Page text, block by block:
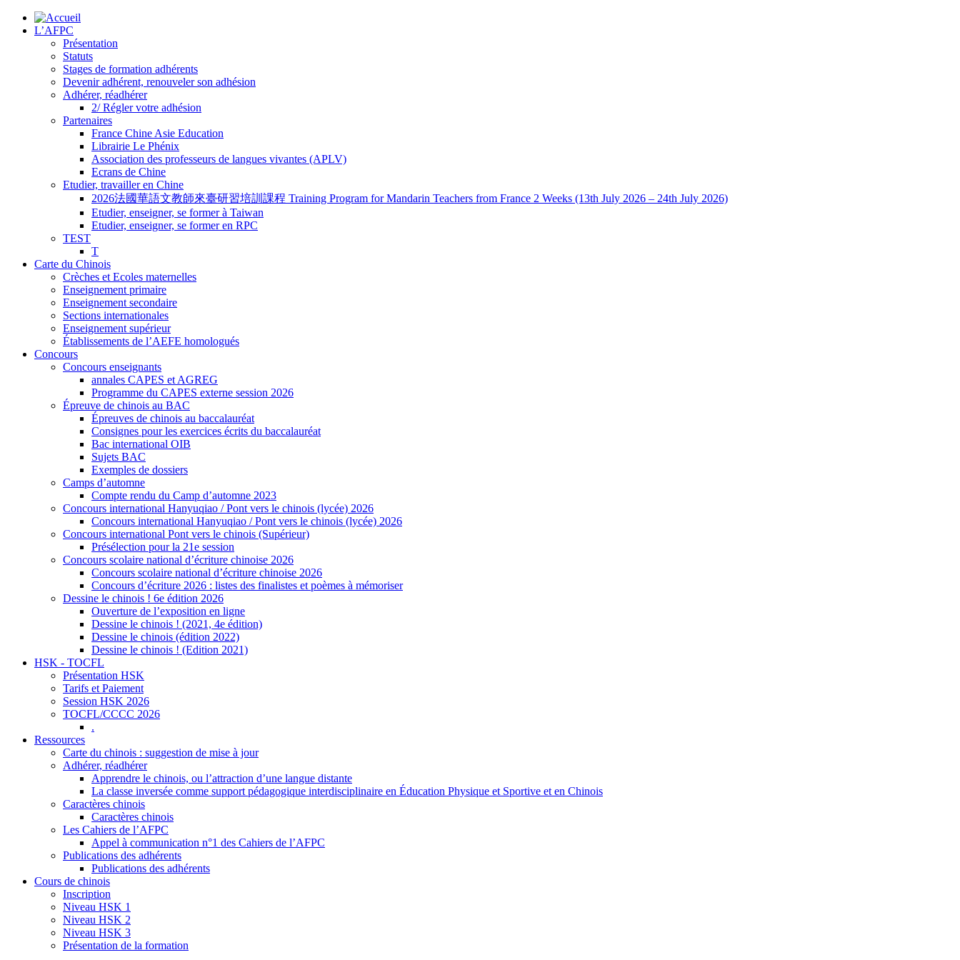
L’AFPC
Présentation
Statuts
Stages de formation adhérents
Devenir adhérent, renouveler son adhésion
Adhérer, réadhérer
2/ Régler votre adhésion
Partenaires
France Chine Asie Education
Librairie Le Phénix
Association des professeurs de langues vivantes (APLV)
Ecrans de Chine
Etudier, travailler en Chine
2026法國華語文教師來臺研習培訓課程 Training Program for Mandarin Teachers from France 2 Weeks (13th July 2026 – 24th July 2026)
Etudier, enseigner, se former à Taiwan
Etudier, enseigner, se former en RPC
TEST
T
Carte du Chinois
Crèches et Ecoles maternelles
Enseignement primaire
Enseignement secondaire
Sections internationales
Enseignement supérieur
Établissements de l’AEFE homologués
Concours
Concours enseignants
annales CAPES et AGREG
Programme du CAPES externe session 2026
Épreuve de chinois au BAC
Épreuves de chinois au baccalauréat
Consignes pour les exercices écrits du baccalauréat
Bac international OIB
Sujets BAC
Exemples de dossiers
Camps d’automne
Compte rendu du Camp d’automne 2023
Concours international Hanyuqiao / Pont vers le chinois (lycée) 2026
Concours international Hanyuqiao / Pont vers le chinois (lycée) 2026
Concours international Pont vers le chinois (Supérieur)
Présélection pour la 21e session
Concours scolaire national d’écriture chinoise 2026
Concours scolaire national d’écriture chinoise 2026
Concours d’écriture 2026 : listes des finalistes et poèmes à mémoriser
Dessine le chinois ! 6e édition 2026
Ouverture de l’exposition en ligne
Dessine le chinois ! (2021, 4e édition)
Dessine le chinois (édition 2022)
Dessine le chinois ! (Edition 2021)
HSK - TOCFL
Présentation HSK
Tarifs et Paiement
Session HSK 2026
TOCFL/CCCC 2026
.
Ressources
Carte du chinois : suggestion de mise à jour
Adhérer, réadhérer
Apprendre le chinois, ou l’attraction d’une langue distante
La classe inversée comme support pédagogique interdisciplinaire en Éducation Physique et Sportive et en Chinois
Caractères chinois
Caractères chinois
Les Cahiers de l’AFPC
Appel à communication n°1 des Cahiers de l’AFPC
Publications des adhérents
Publications des adhérents
Cours de chinois
Inscription
Niveau HSK 1
Niveau HSK 2
Niveau HSK 3
Présentation de la formation